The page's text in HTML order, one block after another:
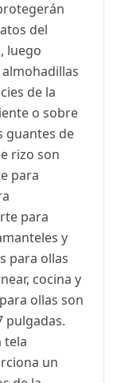
del
luego
de la
o sobre
guantes de
rizo son
para
para
y
para ollas
cocina y
ollas son
pulgadas.
tela
un